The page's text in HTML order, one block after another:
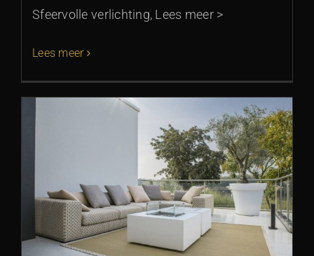
Sfeervolle verlichting, Lees meer >
Lees meer